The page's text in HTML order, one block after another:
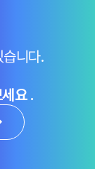
니다.
요 .